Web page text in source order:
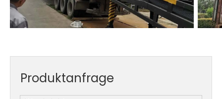
Produktanfrage